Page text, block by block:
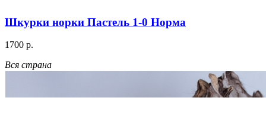
Шкурки норки Пастель 1-0 Норма
1700 р.
Вся страна